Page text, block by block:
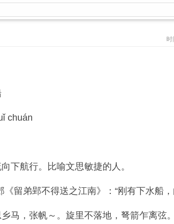
chuán
航行。比喻文思敏捷的人。
弟郢不得送之江南》：“刚有下水船，
，张帆～。旋里不落地，弩箭乍离弦